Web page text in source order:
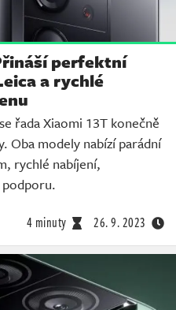
perfektní
a rychlé
řada Xiaomi 13T konečně
Oba modely nabízí parádní
rychlé nabíjení,
4 minuty 26. 9. 2023